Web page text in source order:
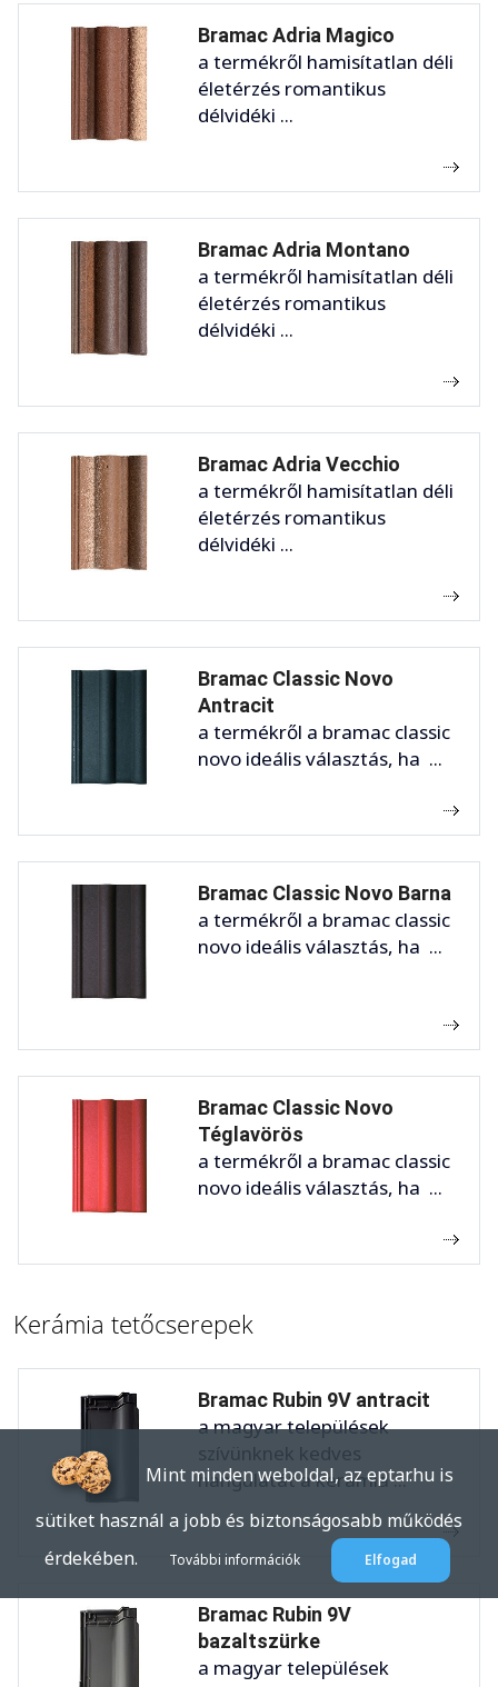
Bramac Adria Magico
a termékről hamisítatlan déli
életérzés romantikus
délvidéki ...
Bramac Adria Montano
a termékről hamisítatlan déli
életérzés romantikus
délvidéki ...
Bramac Adria Vecchio
a termékről hamisítatlan déli
életérzés romantikus
délvidéki ...
Bramac Classic Novo
Antracit
a termékről a bramac classic
novo ideális választás, ha ...
Bramac Classic Novo Barna
a termékről a bramac classic
novo ideális választás, ha ...
Bramac Classic Novo
Téglavörös
a termékről a bramac classic
novo ideális választás, ha ...
Kerámia tetőcserepek
Bramac Rubin 9V antracit
a magyar települések
szívünknek kedves
hangulatát a kerámia ...
Bramac Rubin 9V
bazaltszürke
a magyar települések
Mint minden weboldal, az eptar.hu is
sütiket használ a jobb és biztonságosabb működés
érdekében.
További információk Elfogad